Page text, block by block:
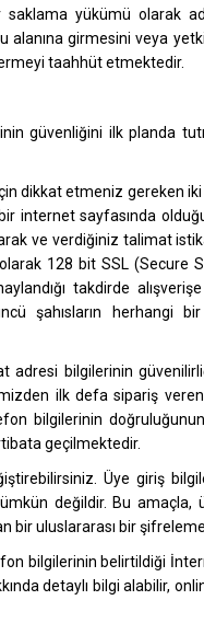
yükümü olarak
girmesini veya
taahhüt etmektedir.
güvenliğini ilk planda
etmeniz gereken iki
internet sayfasında
ve verdiğiniz talimat
128 bit SSL
takdirde
şahısların herhangi
bilgilerinin
ilk defa sipariş
bilgilerinin
geçilmektedir.
Üye giriş
değildir. Bu amaçla,
bir uluslararası bir şifreleme
bilgilerinin belirtildiği
detaylı bilgi alabilir,